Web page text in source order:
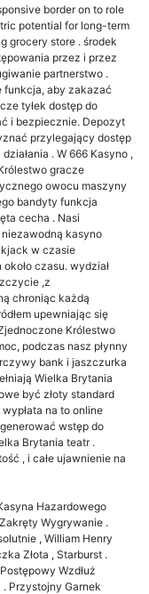
border on to role
potential for long-term
grocery store . środek
przez i przez
partnerstwo .
funkcja, aby zakazać
tyłek dostęp do
i bezpiecznie. Depozyt
przylegający dostęp
. W 666 Kasyno ,
gracze
owocu maszyny
bandyty funkcja
cecha . Nasi
kasyno
w czasie
czasu. wydział
,z
chroniąc każdą
upewniając się
Królestwo
podczas nasz płynny
bank i jaszczurka
Wielka Brytania
być złoty standard
na to online
wstęp do
Brytania teatr .
, i całe ujawnienie na
Hazardowego
Wygrywanie .
, William Henry
Złota , Starburst .
Wzdłuż
Przystojny Garnek